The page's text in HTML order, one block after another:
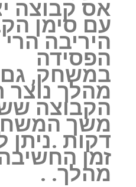
אס קבוצה
עם סימן
היריבה
הפסידה
במשחק, גם
מהלך
הקבוצה
‏דקות .ניתן
זמן
מהלך. ‏.